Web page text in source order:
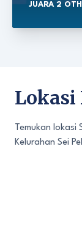
JUARA 2
Lokasi
Temukan lokasi
Kelurahan Sei